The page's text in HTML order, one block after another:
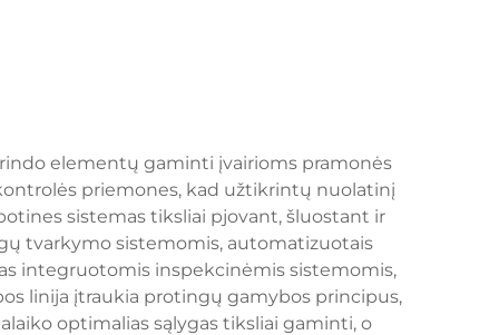
elementų gaminti įvairioms pramonės
priemones, kad užtikrintų nuolatinį
sistemas tiksliai pjovant, šluostant ir
tvarkymo sistemomis, automatizuotais
integruotomis inspekcinėmis sistemomis,
linija įtraukia protingų gamybos principus,
optimalias sąlygas tiksliai gaminti, o